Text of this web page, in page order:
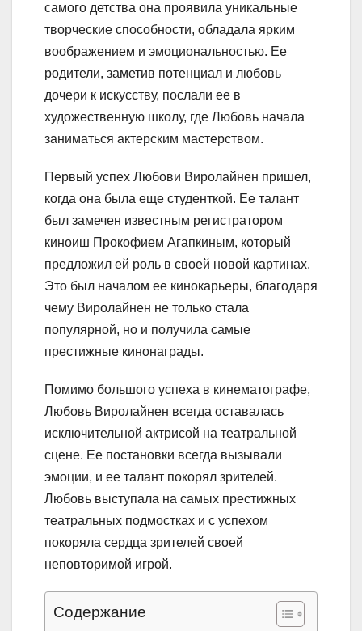
самого детства она проявила уникальные
творческие способности, обладала ярким
воображением и эмоциональностью. Ее
родители, заметив потенциал и любовь
дочери к искусству, послали ее в
художественную школу, где Любовь начала
заниматься актерским мастерством.
Первый успех Любови Виролайнен пришел,
когда она была еще студенткой. Ее талант
был замечен известным регистратором
киноиш Прокофием Агапкиным, который
предложил ей роль в своей новой картинах.
Это был началом ее кинокарьеры, благодаря
чему Виролайнен не только стала
популярной, но и получила самые
престижные кинонаграды.
Помимо большого успеха в кинематографе,
Любовь Виролайнен всегда оставалась
исключительной актрисой на театральной
сцене. Ее постановки всегда вызывали
эмоции, и ее талант покорял зрителей.
Любовь выступала на самых престижных
театральных подмостках и с успехом
покоряла сердца зрителей своей
неповторимой игрой.
Содержание